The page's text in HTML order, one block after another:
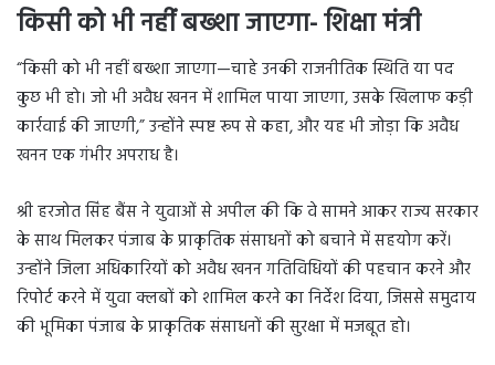
किसी को भी नहीं बख्शा जाएगा- शिक्षा मंत्री
“किसी को भी नहीं बख्शा जाएगा—चाहे उनकी राजनीतिक स्थिति या पद
कुछ भी हो। जो भी अवैध खनन में शामिल पाया जाएगा, उसके खिलाफ कड़ी
कार्रवाई की जाएगी,” उन्होंने स्पष्ट रूप से कहा, और यह भी जोड़ा कि अवैध
खनन एक गंभीर अपराध है।
श्री हरजोत सिंह बैंस ने युवाओं से अपील की कि वे सामने आकर राज्य सरकार
के साथ मिलकर पंजाब के प्राकृतिक संसाधनों को बचाने में सहयोग करें।
उन्होंने जिला अधिकारियों को अवैध खनन गतिविधियों की पहचान करने और
रिपोर्ट करने में युवा क्लबों को शामिल करने का निर्देश दिया, जिससे समुदाय
की भूमिका पंजाब के प्राकृतिक संसाधनों की सुरक्षा में मजबूत हो।